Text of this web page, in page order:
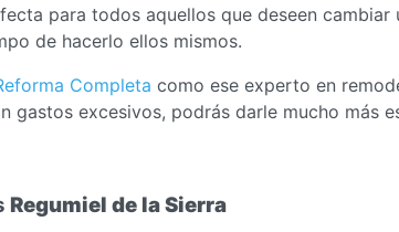
para todos aquellos que deseen cambiar
de hacerlo ellos mismos.
Completa como ese experto en
gastos excesivos, podrás darle mucho más
Regumiel de la Sierra